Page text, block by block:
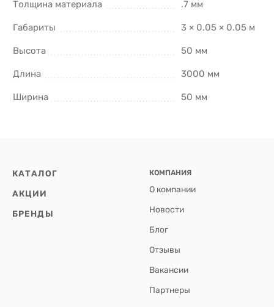
Толщина материала .7 мм
Габариты 3 × 0.05 × 0.05 м
Высота 50 мм
Длина 3000 мм
Ширина 50 мм
КАТАЛОГ
АКЦИИ
БРЕНДЫ
КОМПАНИЯ
О компании
Новости
Блог
Отзывы
Вакансии
Партнеры